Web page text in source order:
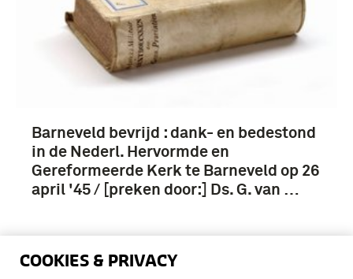
COOKIES & PRIVACY
Barneveld bevrijd : dank- en bedestond
in de Nederl. Hervormde en
Gereformeerde Kerk te Barneveld op 26
april '45 / [preken door:] Ds. G. van …